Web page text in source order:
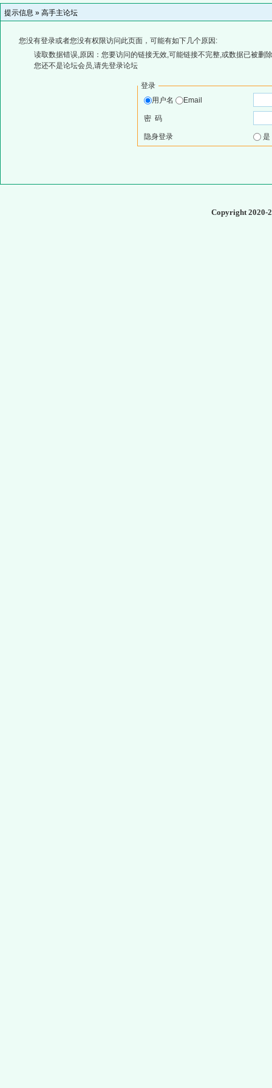
提示信息 » 高手主论坛
您没有登录或者您没有权限访问此页面，可能有如下几个原因:
读取数据错误,原因：您要访问的链接无效,可能链接不完整,或数据已被删
您还不是论坛会员,请先登录论坛
登录
用户名
Email
密 码
隐身登录
Copyright 2020-